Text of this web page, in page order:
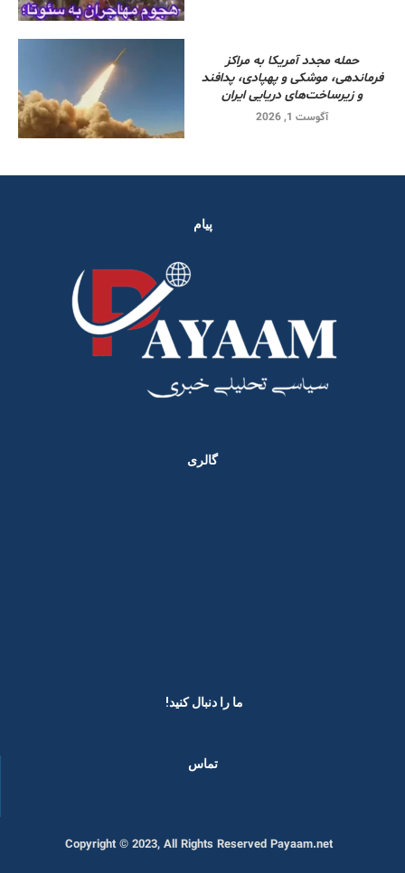
حمله مجدد آمریکا به مراکز
فرماندهی، موشکی و پهپادی، پدافند
و زیرساخت‌های دریایی ایران
آگوست 1, 2026
پیام
گالری
ما را دنبال کنید! ​
تماس
Copyright © 2023, All Rights Reserved Payaam.net